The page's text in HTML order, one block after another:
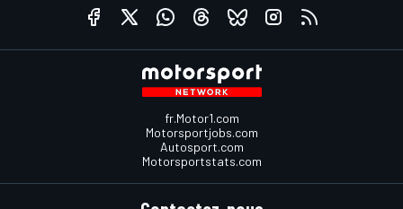
fr.Motor1.com
Motorsportjobs.com
Autosport.com
Motorsportstats.com